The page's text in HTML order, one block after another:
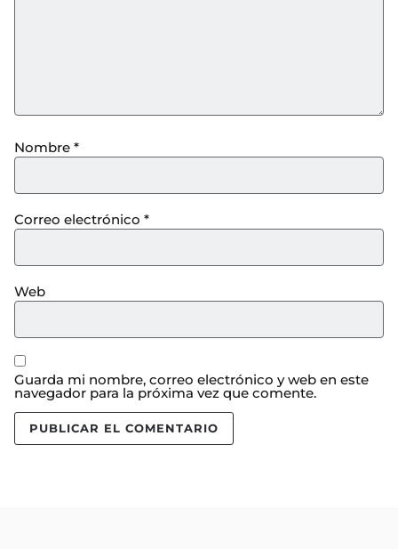
Nombre *
Correo electrónico *
Web
Guarda mi nombre, correo electrónico y web en este
navegador para la próxima vez que comente.